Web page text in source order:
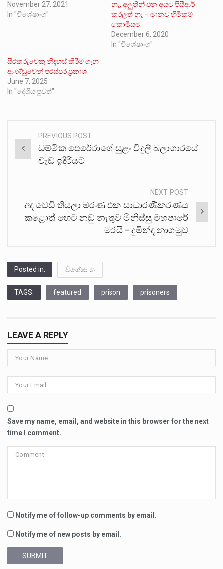
November 27, 2021
In "විශේෂාංග"
නෑ, අලුතින් එන අයට පීසීආර්
කරලත් නෑ – මානව හිමිකම්
කොමිසම
December 6, 2020
In "විශේෂාංග"
සිරකරුවෙකු නිදහස් කිරීම ගැන
ආණ්ඩුවෙන් පරස්පර ප්‍රකාශ
June 7, 2025
In "දේශීය පුවත්"
Post
navigation
PREVIOUS POST
ධම්මික පෙරේරාගේ සුළං විදුලි බලාගාරයේ
වැඩ ඉදිරියට
NEXT POST
අද වෙඩි තියලා මරණ එක සාධාරණීකරණය
කළොත් හෙට නඩු නැතුව මිනිස්සු මහපාරේ
මරයි – දුමින්ද නාගමුව
Posted in: විශේෂාංග
TAGS: featured prison prisoners
LEAVE A REPLY
Save my name, email, and website in this browser for the next
time I comment.
Notify me of follow-up comments by email.
Notify me of new posts by email.
SUBMIT